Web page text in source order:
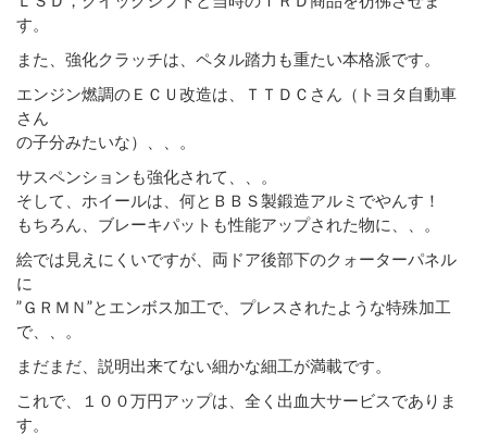
す。
また、強化クラッチは、ペタル踏力も重たい本格派です。
エンジン燃調のＥＣＵ改造は、ＴＴＤＣさん（トヨタ自動車
さん
の子分みたいな）、、。
サスペンションも強化されて、、。
そして、ホイールは、何とＢＢＳ製鍛造アルミでやんす！
もちろん、ブレーキパットも性能アップされた物に、、。
絵では見えにくいですが、両ドア後部下のクォーターパネル
に
”ＧＲＭＮ”とエンボス加工で、プレスされたような特殊加工
で、、。
まだまだ、説明出来てない細かな細工が満載です。
これで、１００万円アップは、全く出血大サービスでありま
す。